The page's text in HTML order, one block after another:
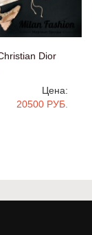
Dior
Цена:
20500 РУБ.